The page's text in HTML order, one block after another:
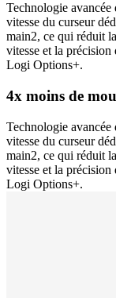
Technologie
vitesse du curseur
main2, ce qui réduit
vitesse et la précision
Logi Options+.
4x moins de
Technologie
vitesse du curseur
main2, ce qui réduit
vitesse et la précision
Logi Options+.